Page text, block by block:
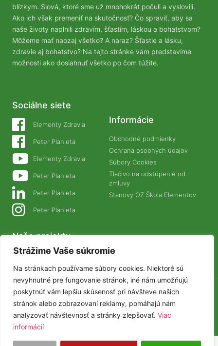
Strážime Vaše súkromie
Na stránkach používame súbory cookies. Niektoré sú
nevyhnutné pre fungovanie stránok, iné nám umožňujú
poskytnúť vám lepšiu skúsenosť pri návšteve našich
stránok alebo zobrazovaní reklamy, pomáhajú nám
analyzovať návštevnosť a stránky zlepšovať. Viac
informácií
blízkym. Slová, ktoré sme už mnohokrát počuli a vyslovili.
Ako ich však premeniť na skutočnosť? Čo spraviť, aby sa
naše životy naplnili zdravím, šťastím, láskou a bohatstvom?
Môžeme mať naozaj všetko? A naraz? Šťastie a lásku,
zdravie aj bohatstvo? Na tejto stránke vám predstavíme
možnosti ako dosiahnuť všetko po čom túžite.
Sociálne siete
Elementy Zdravia
Peter Planieta
Elementy Zdravia
Peter Planieta
Peter Planieta
Peter Planieta
Informácie
Obchodné podmienky
Ochrana osobných údajov
Súbory Cookies
Tlačivo na odstúpenie od
zmluvy
Stanovy OZ Škola Elementov
Naše projekty
PLANETANATUR.SK
ZIVAFOOD.SK
© Elementy Zdravia 2025